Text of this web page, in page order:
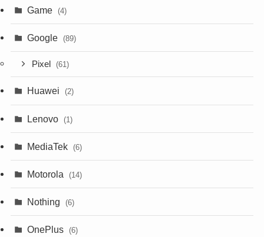
Game (4)
Google (89)
Pixel (61)
Huawei (2)
Lenovo (1)
MediaTek (6)
Motorola (14)
Nothing (6)
OnePlus (6)